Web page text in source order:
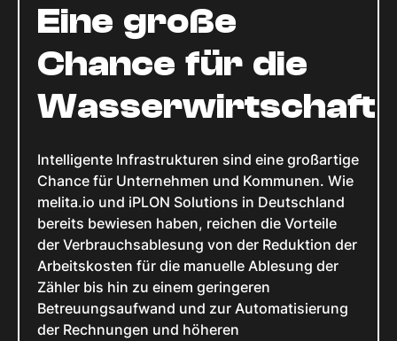
Eine große
Chance für die
Wasserwirtschaft
Intelligente Infrastrukturen sind eine großartige
Chance für Unternehmen und Kommunen. Wie
melita.io und iPLON Solutions in Deutschland
bereits bewiesen haben, reichen die Vorteile
der Verbrauchsablesung von der Reduktion der
Arbeitskosten für die manuelle Ablesung der
Zähler bis hin zu einem geringeren
Betreuungsaufwand und zur Automatisierung
der Rechnungen und höheren